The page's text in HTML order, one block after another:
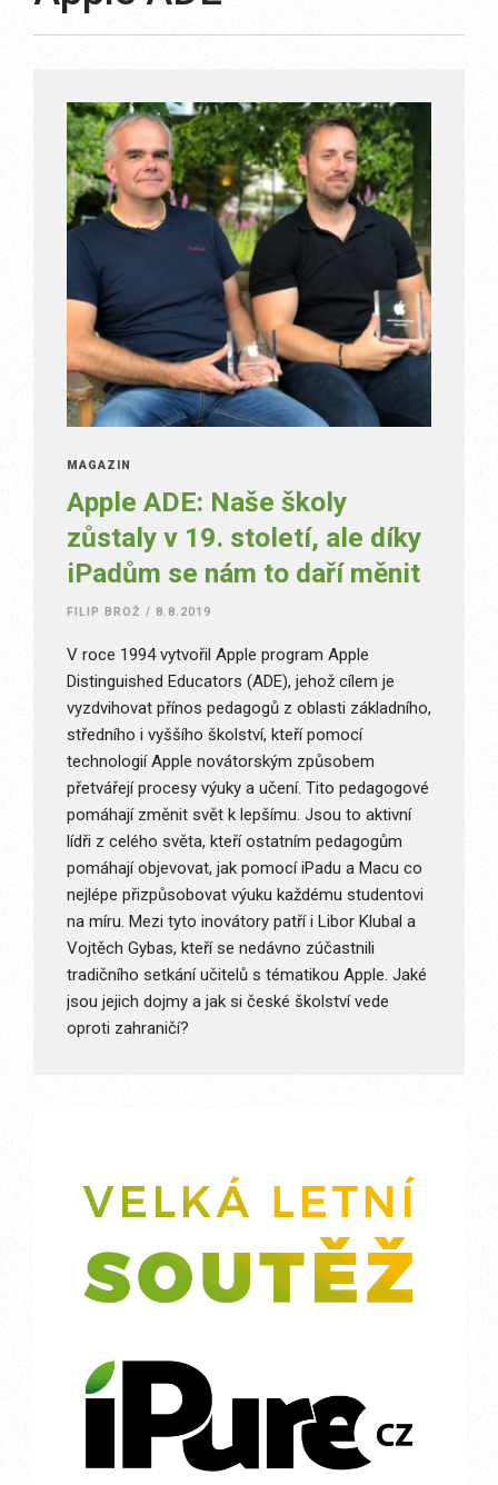
MAGAZÍN
Apple ADE: Naše školy
zůstaly v 19. století, ale díky
iPadům se nám to daří měnit
FILIP BROŽ / 8.8.2019
V roce 1994 vytvořil Apple program Apple
Distinguished Educators (ADE), jehož cílem je
vyzdvihovat přínos pedagogů z oblasti základního,
středního i vyššího školství, kteří pomocí
technologií Apple novátorským způsobem
přetvářejí procesy výuky a učení. Tito pedagogové
pomáhají změnit svět k lepšímu. Jsou to aktivní
lídři z celého světa, kteří ostatním pedagogům
pomáhají objevovat, jak pomocí iPadu a Macu co
nejlépe přizpůsobovat výuku každému studentovi
na míru. Mezi tyto inovátory patří i Libor Klubal a
Vojtěch Gybas, kteří se nedávno zúčastnili
tradičního setkání učitelů s tématikou Apple. Jaké
jsou jejich dojmy a jak si české školství vede
oproti zahraničí?